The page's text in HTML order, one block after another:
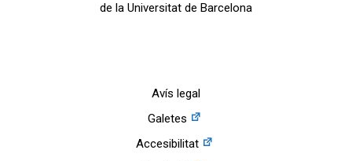
de la Universitat de Barcelona
Avís legal
Galetes
Accesibilitat